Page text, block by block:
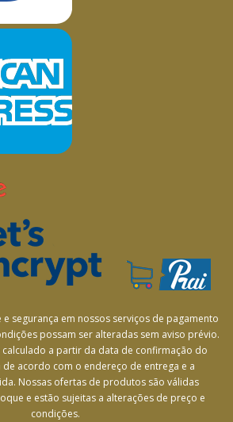
segurança em nossos serviços de pagamento
possam ser alteradas sem aviso prévio.
a partir da data de confirmação do
de acordo com o endereço de entrega e a
Nossas ofertas de produtos são válidas
e estão sujeitas a alterações de preço e
condições.